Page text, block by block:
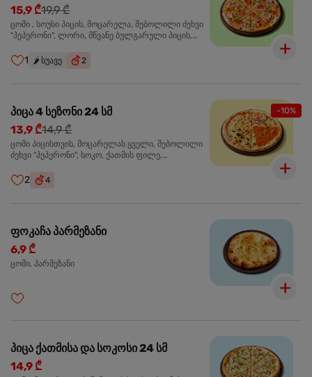
15,9 ₾19,9 ₾
ცომი , სოუსი პიცის, მოცარელა, შებოლილი ძეხვი
"პეპერონი", ლორი, მწვანე ბულგარული პიცის,
1 🌶️ სუავე 2
-10%
პიცა 4 სეზონი 24 სმ
13,9 ₾14,9 ₾
ცომი პიცისთვის, მოცარელას ყველი, შებოლილი
ძეხვი "პეპერონი", სოკო, ქათმის ფილე,
2 4
ფოკაჩა პარმეზანი
6,9 ₾
ცომი, პარმეზანი
პიცა ქათმისა და სოკოსი 24 სმ
14,9 ₾